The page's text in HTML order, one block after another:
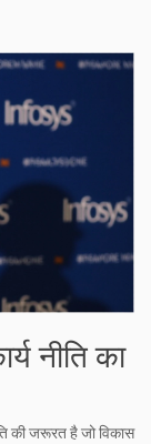
नीति का
की जरूरत है जो विकास